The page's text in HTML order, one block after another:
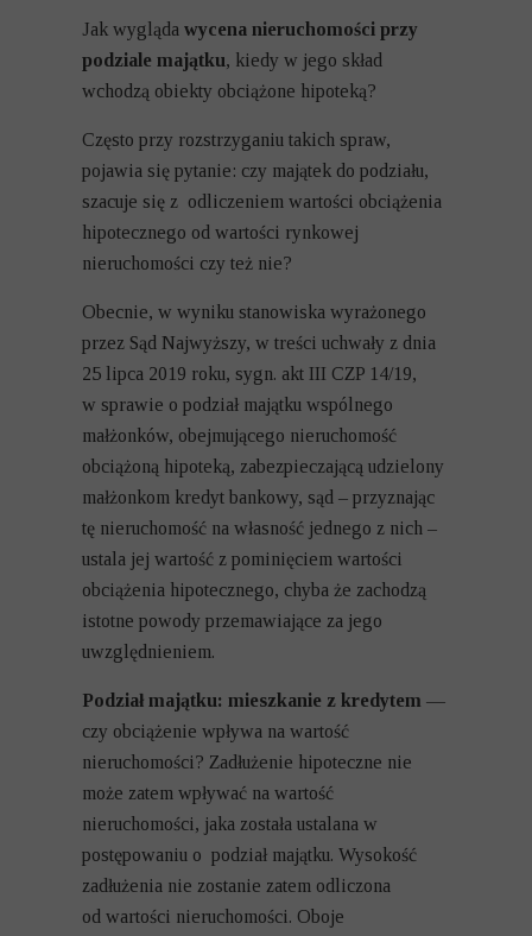
Jak wygląda wycena nieruchomości przy
podziale majątku, kiedy w jego skład
wchodzą obiekty obciążone hipoteką?
Często przy rozstrzyganiu takich spraw,
pojawia się pytanie: czy majątek do podziału,
szacuje się z odliczeniem wartości obciążenia
hipotecznego od wartości rynkowej
nieruchomości czy też nie?
Obecnie, w wyniku stanowiska wyrażonego
przez Sąd Najwyższy, w treści uchwały z dnia
25 lipca 2019 roku, sygn. akt III CZP 14/19,
w sprawie o podział majątku wspólnego
małżonków, obejmującego nieruchomość
obciążoną hipoteką, zabezpieczającą udzielony
małżonkom kredyt bankowy, sąd – przyznając
tę nieruchomość na własność jednego z nich –
ustala jej wartość z pominięciem wartości
obciążenia hipotecznego, chyba że zachodzą
istotne powody przemawiające za jego
uwzględnieniem.
Podział majątku: mieszkanie z kredytem —
czy obciążenie wpływa na wartość
nieruchomości? Zadłużenie hipoteczne nie
może zatem wpływać na wartość
nieruchomości, jaka została ustalana w
postępowaniu o podział majątku. Wysokość
zadłużenia nie zostanie zatem odliczona
od wartości nieruchomości. Oboje